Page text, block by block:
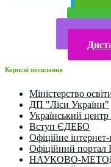
Корисні посилання
Міністерство
ДП "Ліси України"
Український центр
Вступ ЄДЕБО
Офіційне
Офіційний портал
НАУКОВО-